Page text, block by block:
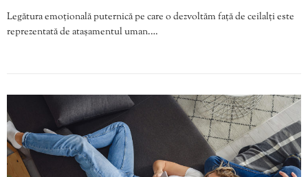
Legătura emoțională puternică pe care o dezvoltăm față de ceilalți este
reprezentată de atașamentul uman.…